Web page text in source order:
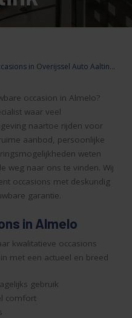
in Overijssel Auto Aaltink
occasion in Almelo?
waar veel
naartoe rijden voor
aanbod, persoonlijke
weten
weg naar ons te vinden. Wij
occasions met deskundig
garantie.
in Almelo
kwalitatieve occasions
met een actueel en breed
gebruik
comfort